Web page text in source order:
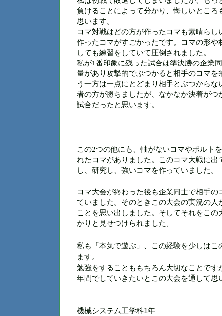
負けることによって分かり、悔しいとこ
思います。
コマ対戦はどの方が作ったコマも素晴ら
作った コマがすごかったです。コマの形
しても練習をしていて圧倒されました。
私が1番印象に残った試合は準決勝の企業
量があり攻撃的でぶつかると相手のコマ
う一方は一点にとどまり相手とぶつから
者の方が勝ちましたが、 なかなか決着がつ
試合だったと思います。
この2つの他にも、軸がないコマやボルト
れたコマがありました。
このコマ大戦に出
し、研究し、強いコマを作っていました。
コマ大会が終わった後も企業同士で相手
ていました。 そのときこの大会の実況の人
ことを思い出しました。そしてそれをこ
かりと見せつけられました。
私も「本気で遊ぶ」、この経験を少しは
ます。
勉強をすることももちろん大切なことで
年間でしていきたいとこの大会を通して思
機械システム工学科1年